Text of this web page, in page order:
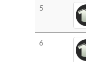
5
6